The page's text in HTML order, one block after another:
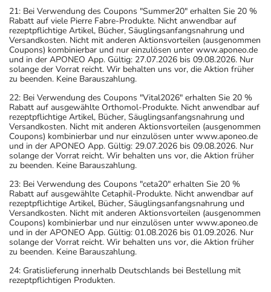
21: Bei Verwendung des Coupons "Summer20" erhalten Sie 20 %
Rabatt auf viele Pierre Fabre-Produkte. Nicht anwendbar auf
rezeptpflichtige Artikel, Bücher, Säuglingsanfangsnahrung und
Versandkosten. Nicht mit anderen Aktionsvorteilen (ausgenommen
Coupons) kombinierbar und nur einzulösen unter www.aponeo.de
und in der APONEO App. Gültig: 27.07.2026 bis 09.08.2026. Nur
solange der Vorrat reicht. Wir behalten uns vor, die Aktion früher
zu beenden. Keine Barauszahlung.
22: Bei Verwendung des Coupons "Vital2026" erhalten Sie 20 %
Rabatt auf ausgewählte Orthomol-Produkte. Nicht anwendbar auf
rezeptpflichtige Artikel, Bücher, Säuglingsanfangsnahrung und
Versandkosten. Nicht mit anderen Aktionsvorteilen (ausgenommen
Coupons) kombinierbar und nur einzulösen unter www.aponeo.de
und in der APONEO App. Gültig: 29.07.2026 bis 09.08.2026. Nur
solange der Vorrat reicht. Wir behalten uns vor, die Aktion früher
zu beenden. Keine Barauszahlung.
23: Bei Verwendung des Coupons "ceta20" erhalten Sie 20 %
Rabatt auf ausgewählte Cetaphil-Produkte. Nicht anwendbar auf
rezeptpflichtige Artikel, Bücher, Säuglingsanfangsnahrung und
Versandkosten. Nicht mit anderen Aktionsvorteilen (ausgenommen
Coupons) kombinierbar und nur einzulösen unter www.aponeo.de
und in der APONEO App. Gültig: 01.08.2026 bis 01.09.2026. Nur
solange der Vorrat reicht. Wir behalten uns vor, die Aktion früher
zu beenden. Keine Barauszahlung.
24: Gratislieferung innerhalb Deutschlands bei Bestellung mit
rezeptpflichtigen Produkten.